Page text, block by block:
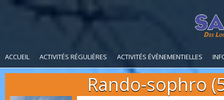
Des
ACCUEIL ACTIVITÉS RÉGULIÈRES ACTIVITÉS ÉVÈNEMENTIELLES
Rando-sophro